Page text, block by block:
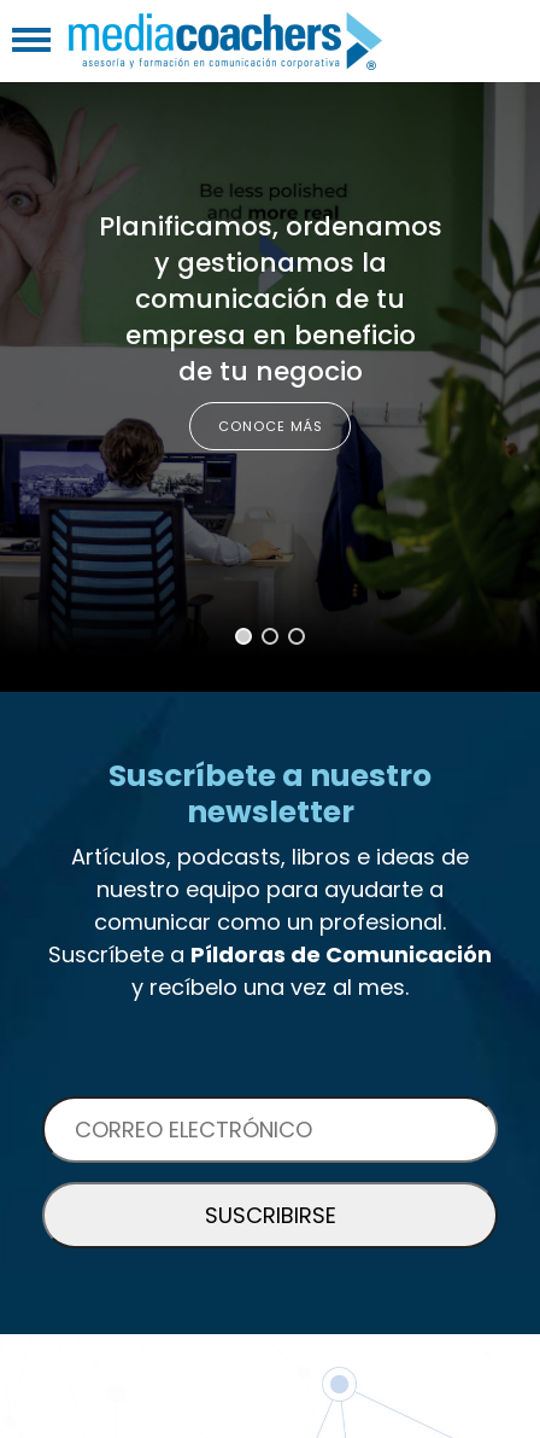
Planificamos, ordenamos
y gestionamos la
comunicación de tu
empresa en beneficio
de tu negocio
CONOCE MÁS
Suscríbete a nuestro
newsletter
Artículos, podcasts, libros e ideas de
nuestro equipo para ayudarte a
comunicar como un profesional.
Suscríbete a Píldoras de Comunicación
y recíbelo una vez al mes.